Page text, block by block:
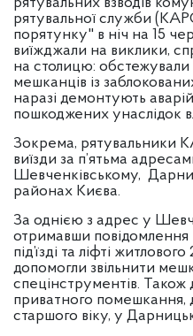
рятувальної служби
порятунку" в ніч на 15
виїжджали на виклики,
на столицю: обстежували
мешканців із
наразі демонтують
пошкоджених унаслідок
Зокрема, рятувальники
виїзди за п’ятьма
Шевченківському,
районах Києва.
За однією з адрес у
отримавши
під’їзді та ліфті
допомогли звільнити
спецінструментів. Також
приватного помешкання,
старшого віку, у